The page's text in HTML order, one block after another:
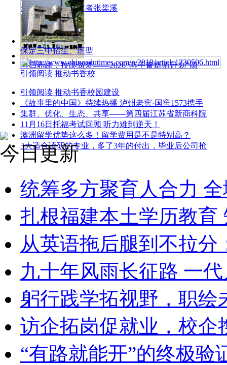
当代学者往学创立者张棠溪
燕归赤峰，技能筑梦——2026“燕子青焙师计划”圆
保定三中招生、班型
引领阅读 推动书香校
引领阅读 推动书香校园建设
《故事里的中国》持续热播 泸州老窖·国窖1573携手
集群、优化、生态、共享——第四届江苏省新商科院
11月16日托福考试回顾 听力难到逆天！
澳洲留学优势这么多！留学费用是不是特别高？
3大适合读研的专业，多了3年的付出，毕业后公司抢
今日更新
统筹多方聚育人合力
扎根福建本土学历教育
从英语拖后腿到不拉分
九十年风雨长征路 一
躬行践学拓视野，职绘
访企拓岗促就业，校企
“有路就能开”的终极验